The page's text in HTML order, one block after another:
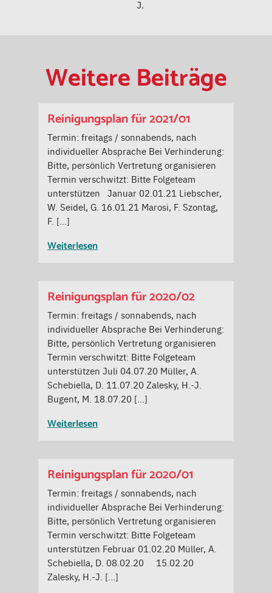
J.
Weitere Beiträge
Reinigungsplan für 2021/01
Termin: freitags / sonnabends, nach
individueller Absprache Bei Verhinderung:
Bitte, persönlich Vertretung organisieren
Termin verschwitzt: Bitte Folgeteam
unterstützen Januar 02.01.21 Liebscher,
W. Seidel, G. 16.01.21 Marosi, F. Szontag,
F. […]
Weiterlesen
Reinigungsplan für 2020/02
Termin: freitags / sonnabends, nach
individueller Absprache Bei Verhinderung:
Bitte, persönlich Vertretung organisieren
Termin verschwitzt: Bitte Folgeteam
unterstützen Juli 04.07.20 Müller, A.
Schebiella, D. 11.07.20 Zalesky, H.-J.
Bugent, M. 18.07.20 […]
Weiterlesen
Reinigungsplan für 2020/01
Termin: freitags / sonnabends, nach
individueller Absprache Bei Verhinderung:
Bitte, persönlich Vertretung organisieren
Termin verschwitzt: Bitte Folgeteam
unterstützen Februar 01.02.20 Müller, A.
Schebiella, D. 08.02.20 15.02.20
Zalesky, H.-J. […]